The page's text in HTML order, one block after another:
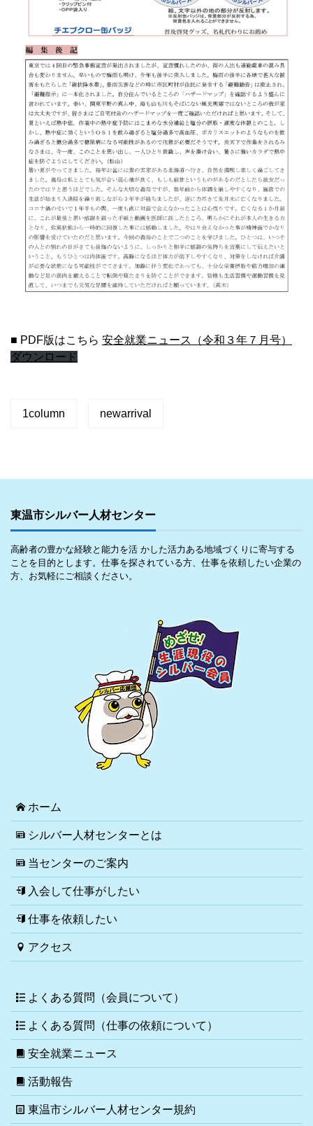
■ PDF版はこちら 安全就業ニュース（令和３年７月号）
ダウンロード
1column newarrival
東温市シルバー人材センター
高齢者の豊かな経験と能力を活 かした活力ある地域づくりに寄与する
ことを目的とします。仕事を探されている方、仕事を依頼したい企業の
方、お気軽にご相談ください。
ホーム
シルバー人材センターとは
当センターのご案内
入会して仕事がしたい
仕事を依頼したい
アクセス
よくある質問（会員について）
よくある質問（仕事の依頼について）
安全就業ニュース
活動報告
東温市シルバー人材センター規約